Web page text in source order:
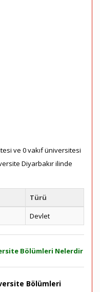
ve 0 vakıf üniversitesi
Diyarbakır ilinde
Türü
Devlet
Bölümleri Nelerdir
Bölümleri